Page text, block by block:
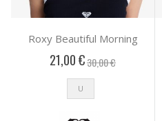
Roxy Beautiful Morning
21,00 €30,00 €
U